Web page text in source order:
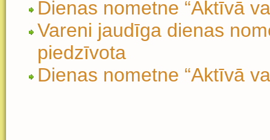
Dienas nometne “Aktīvā
Vareni jaudīga dienas
piedzīvota
Dienas nometne “Aktīvā